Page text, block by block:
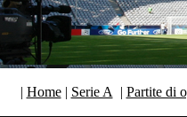
| Home| Serie A | Partite di